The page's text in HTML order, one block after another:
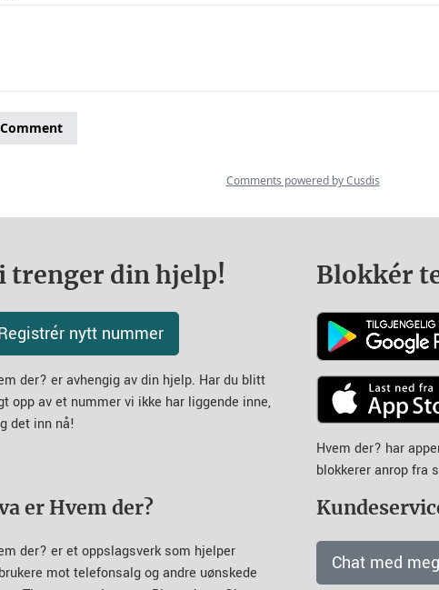
trenger din hjelp!
nytt nummer
der? er avhengig av din hjelp. Har du blitt
opp av et nummer vi ikke har liggende inne,
det inn nå!
Blokkér
Hvem der? har
blokkerer anrop fra
er Hvem der?
der? er et oppslagsverk som hjelper
mot telefonsalg og andre uønskede
Chat med